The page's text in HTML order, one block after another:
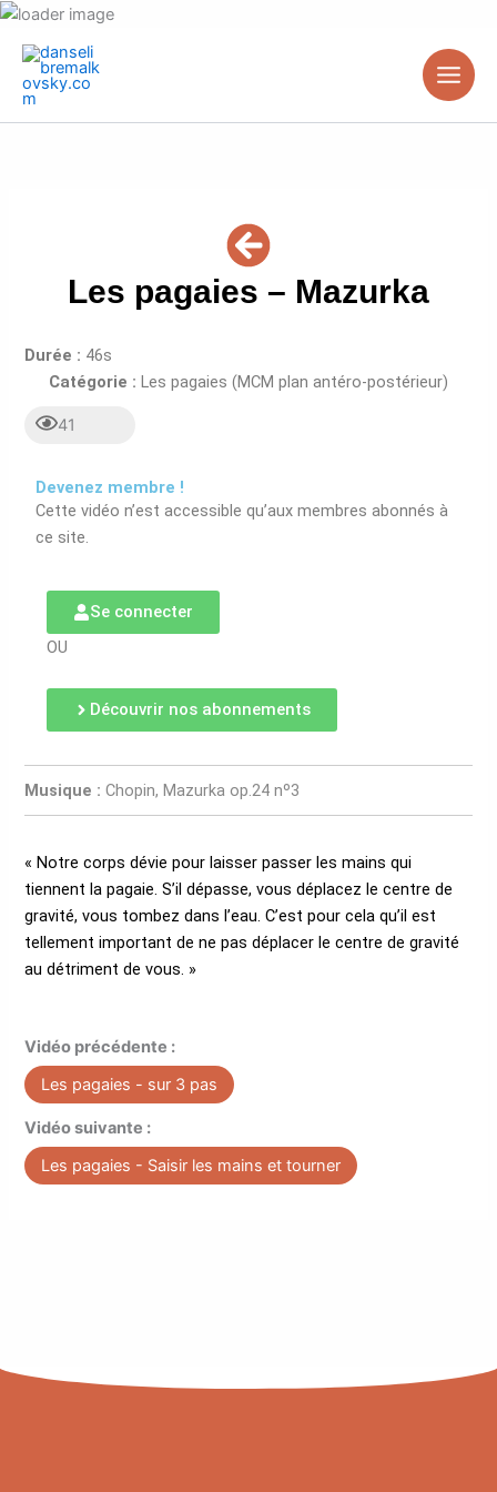
Aller
contenu
Les pagaies – Mazurka
Durée : 46s
Catégorie : Les pagaies (MCM plan antéro-postérieur)
41
Devenez membre !
Cette vidéo n’est accessible qu’aux membres abonnés à
ce site.
Se connecter
OU
Découvrir nos abonnements
Musique :Chopin, Mazurka op.24 nº3
« Notre corps dévie pour laisser passer les mains qui
tiennent la pagaie. S’il dépasse, vous déplacez le centre de
gravité, vous tombez dans l’eau. C’est pour cela qu’il est
tellement important de ne pas déplacer le centre de gravité
au détriment de vous. »
Vidéo précédente :
Les pagaies - sur 3 pas
Vidéo suivante :
Les pagaies - Saisir les mains et tourner